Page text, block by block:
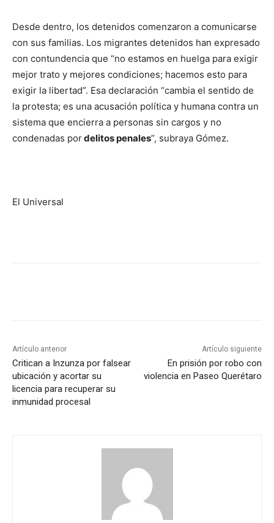
Desde dentro, los detenidos comenzaron a comunicarse
con sus familias. Los migrantes detenidos han expresado
con contundencia que “no estamos en huelga para exigir
mejor trato y mejores condiciones; hacemos esto para
exigir la libertad”. Esa declaración “cambia el sentido de
la protesta; es una acusación política y humana contra un
sistema que encierra a personas sin cargos y no
condenadas pordelitos penales”, subraya Gómez.
El Universal
Artículo anterior
Critican a Inzunza por falsear
ubicación y acortar su
licencia para recuperar su
inmunidad procesal
Artículo siguiente
En prisión por robo con
violencia en Paseo Querétaro